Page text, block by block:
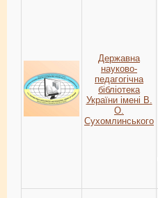
Державна
науково-
педагогічна
бібліотека
України імені В.
О.
Сухомлинського